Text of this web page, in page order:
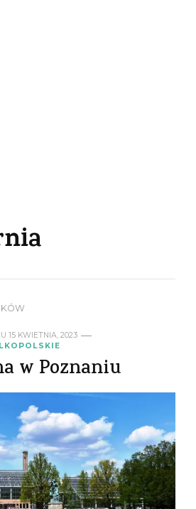
15 KWIETNIA, 2023
w Poznaniu